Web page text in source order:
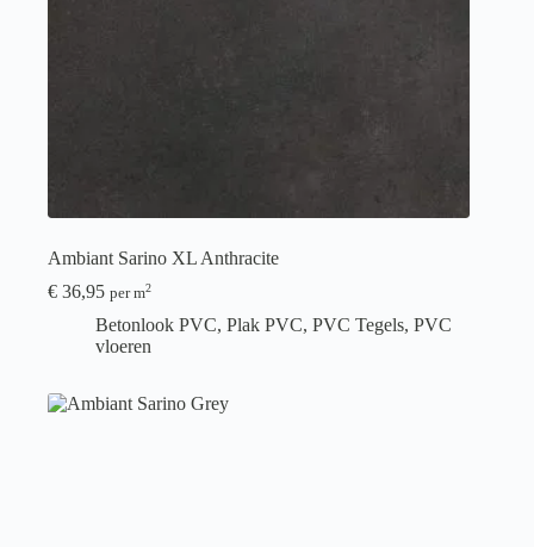
Ambiant Sarino XL Anthracite
€ 36,95 per m2
Betonlook PVC, Plak PVC, PVC Tegels, PVC
vloeren